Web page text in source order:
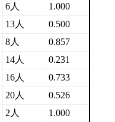
6人
1.000
13人
0.500
8人
0.857
14人
0.231
16人
0.733
20人
0.526
2人
1.000